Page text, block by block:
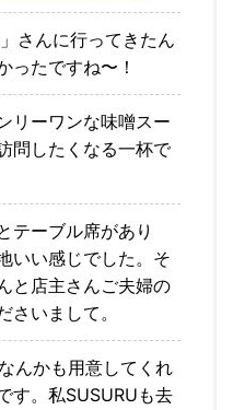
」さんに行ってきたん
ったですね〜！
リーワンな味噌スー
問したくなる一杯で
テーブル席があり
いい感じでした。そ
と店主さんご夫婦の
さいまして。
んかも用意してくれ
す。私SUSURUも去